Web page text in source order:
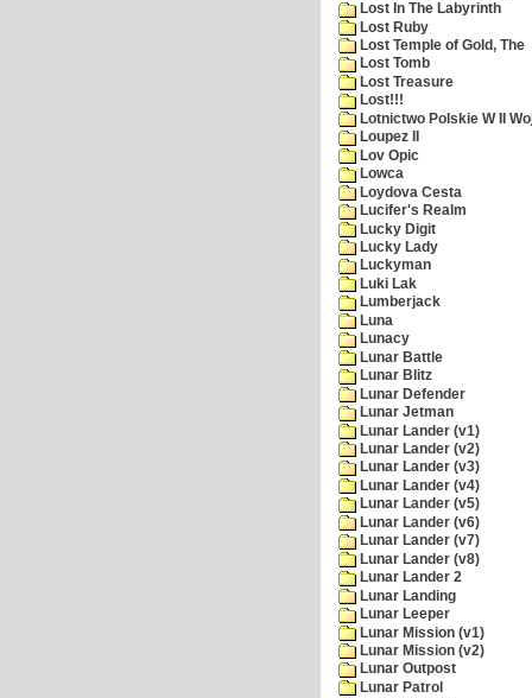
Lost In The Labyrinth
Lost Ruby
Lost Temple of Gold, The
Lost Tomb
Lost Treasure
Lost!!!
Lotnictwo Polskie W II
Loupez II
Lov Opic
Lowca
Loydova Cesta
Lucifer's Realm
Lucky Digit
Lucky Lady
Luckyman
Luki Lak
Lumberjack
Luna
Lunacy
Lunar Battle
Lunar Blitz
Lunar Defender
Lunar Jetman
Lunar Lander (v1)
Lunar Lander (v2)
Lunar Lander (v3)
Lunar Lander (v4)
Lunar Lander (v5)
Lunar Lander (v6)
Lunar Lander (v7)
Lunar Lander (v8)
Lunar Lander 2
Lunar Landing
Lunar Leeper
Lunar Mission (v1)
Lunar Mission (v2)
Lunar Outpost
Lunar Patrol